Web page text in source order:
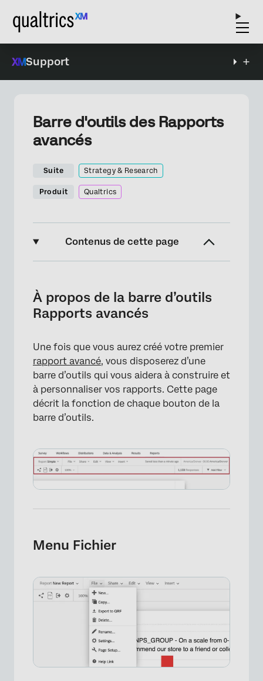
Support
Barre d'outils des Rapports
avancés
Suite Strategy & Research
Produit Qualtrics
Contenus de cette page
Menu Fichier
Menu Edition
Voir le menu
Menu d’insertion
Fuseau horaire
Filtres mondiaux
Traduire les rapports avancés
À propos de la barre d’outils
Rapports avancés
Une fois que vous aurez créé votre premier
rapport avancé, vous disposerez d’une
barre d’outils qui vous aidera à construire et
à personnaliser vos rapports. Cette page
décrit la fonction de chaque bouton de la
barre d’outils.
Menu Fichier